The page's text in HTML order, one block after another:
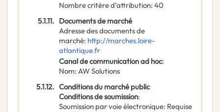
Nombre critère d’attribution: 40
5.1.11. Documents de marché
Adresse des documents de
marché: http://marches.loire-
atlantique.fr
Canal de communication ad hoc:
Nom: AW Solutions
5.1.12. Conditions du marché public
Conditions de soumission:
Soumission par voie électronique: Requise